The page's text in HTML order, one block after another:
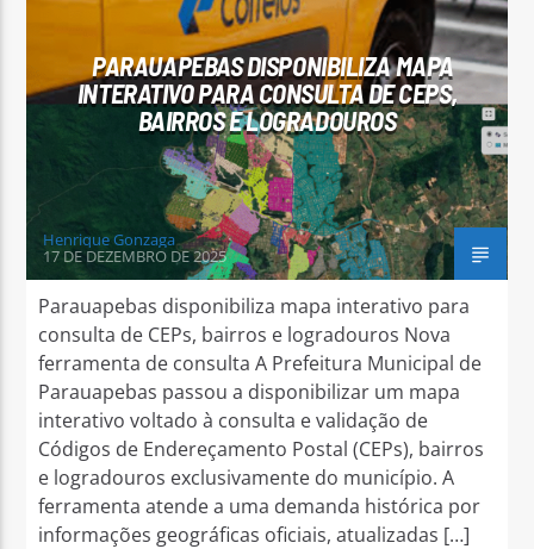
Arara Azul FM
PARAUAPEBAS DISPONIBILIZA MAPA
INTERATIVO PARA CONSULTA DE CEPS,
BAIRROS E LOGRADOUROS
Henrique Gonzaga
17 DE DEZEMBRO DE 2025
Parauapebas disponibiliza mapa interativo para
consulta de CEPs, bairros e logradouros Nova
ferramenta de consulta A Prefeitura Municipal de
Parauapebas passou a disponibilizar um mapa
interativo voltado à consulta e validação de
Códigos de Endereçamento Postal (CEPs), bairros
e logradouros exclusivamente do município. A
ferramenta atende a uma demanda histórica por
informações geográficas oficiais, atualizadas […]